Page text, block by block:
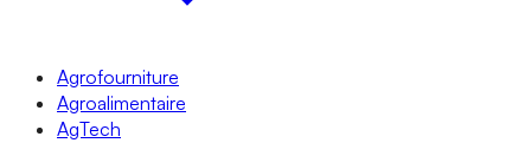
Agrofourniture
Agroalimentaire
AgTech